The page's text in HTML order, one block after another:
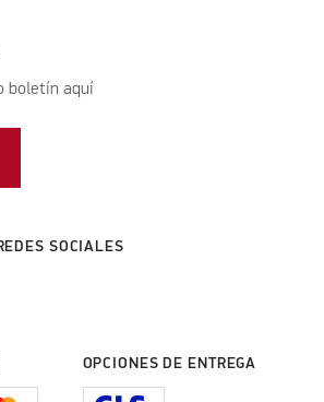
boletín aquí
SOCIALES
OPCIONES DE ENTREGA